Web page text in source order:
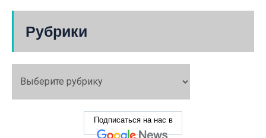
Рубрики
Подписаться на нас в